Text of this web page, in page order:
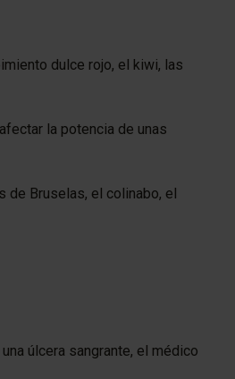
dulce rojo, el kiwi, las
la potencia de unas
de Bruselas, el colinabo, el
úlcera sangrante, el médico